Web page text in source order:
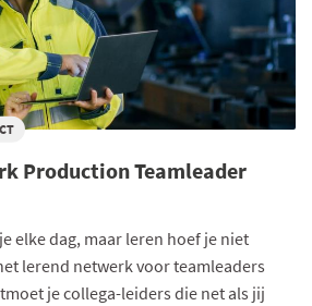
Production Teamleader
elke dag, maar leren hoef je niet
lerend netwerk voor teamleaders
je collega-leiders die net als jij